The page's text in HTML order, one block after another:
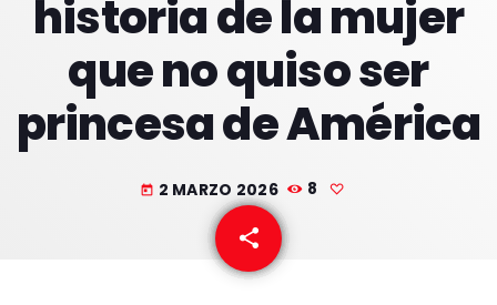
HOME
PROGRAMACION
NUESTRAS FRECUENCIAS
historia de la mujer
que no quiso ser
princesa de América
today 2 MARZO 2026 8
share
email